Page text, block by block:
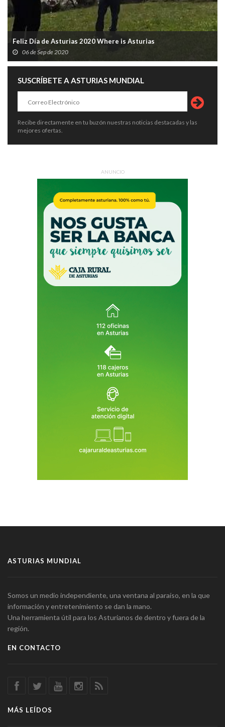
Feliz Día de Asturias 2020 Where is Asturias
06 de Sep de 2020
SUSCRÍBETE A ASTURIAS MUNDIAL
Recibe directamente en tu buzón nuestras noticias destacadas y las
mejores ofertas.
ANUNCIO
ASTURIAS MUNDIAL
Somos un medio independiente, una ventana al paraíso, en la que
información y entretenimiento se dan la mano.
Una herramienta útil para los Asturianos de dentro y fuera de la
región.
EN CONTACTO
MÁS LEÍDOS